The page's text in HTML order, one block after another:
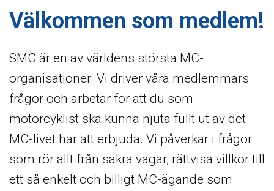
Välkommen som medlem!
SMC är en av världens största MC-
organisationer. Vi driver våra medlemmars
frågor och arbetar för att du som
motorcyklist ska kunna njuta fullt ut av det
MC-livet har att erbjuda. Vi påverkar i frågor
som rör allt från säkra vägar, rättvisa villkor till
ett så enkelt och billigt MC-ägande som